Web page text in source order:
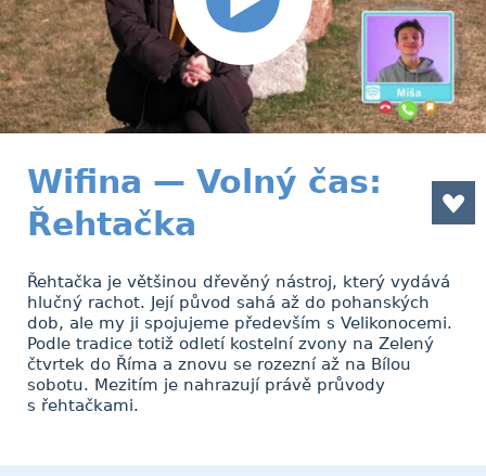
Wifina — Volný čas:
Řehtačka
Řehtačka je většinou dřevěný nástroj, který vydává
hlučný rachot. Její původ sahá až do pohanských
dob, ale my ji spojujeme především s Velikonocemi.
Podle tradice totiž odletí kostelní zvony na Zelený
čtvrtek do Říma a znovu se rozezní až na Bílou
sobotu. Mezitím je nahrazují právě průvody
s řehtačkami.